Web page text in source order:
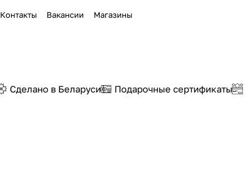
Контакты Вакансии Магазины
Сделано в Беларуси Подарочные сертификаты